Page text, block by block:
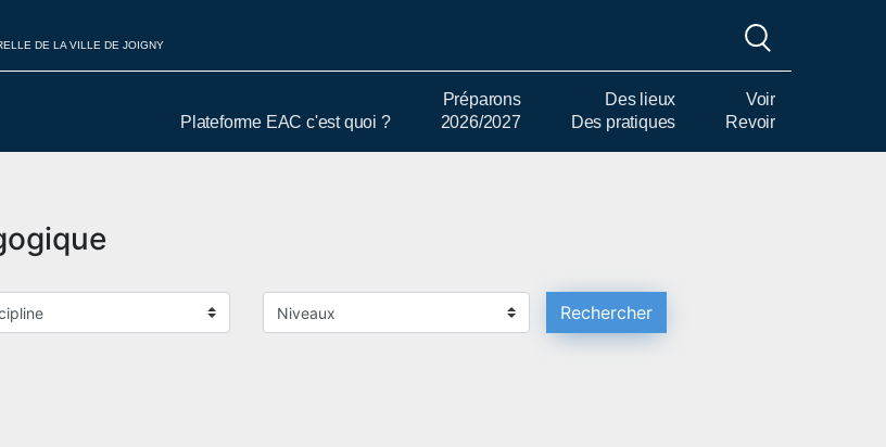
DE LA VILLE DE JOIGNY
Plateforme EAC c'est quoi ?
Préparons
2026/2027
Des lieux
Des pratiques
Voir
Revoir
Rechercher